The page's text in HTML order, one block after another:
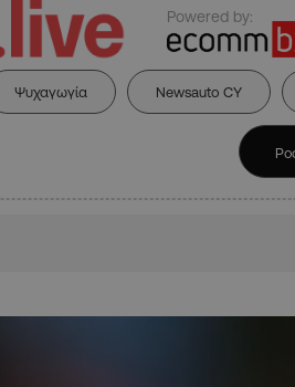
Powered by:
Ψυχαγωγία Newsauto CY